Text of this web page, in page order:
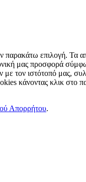
επιλογή. Τα
μας προσφορά
τον ιστότοπό μας,
κάνοντας κλικ
Απορρήτου.